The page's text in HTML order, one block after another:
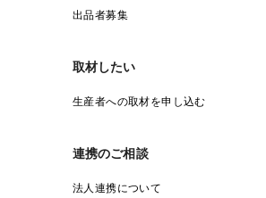
出品者募集
取材したい
生産者への取材を申し込む
連携のご相談
法人連携について